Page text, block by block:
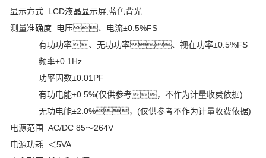
显示方式 LCD液晶显示屏,蓝色背光
测量准确度 电压、电流±0.5%FS
有功功率、无功功率、视在功率±0.5%FS
频率±0.1Hz
功率因数±0.01PF
有功电能±0.5%(仅供参考，不作为计量收费依据)
无功电能±2.0%，(仅供参考不作为计量收费依据)
电源范围 AC/DC 85～264V
电源功耗 ＜5VA